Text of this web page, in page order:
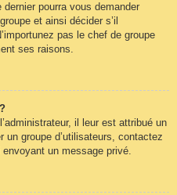
pourra vous demander
et ainsi décider s’il
pas le chef de groupe
ses raisons.
il leur est attribué un
groupe d’utilisateurs, contactez
envoyant un message privé.